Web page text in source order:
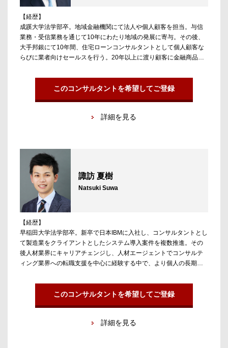
【経歴】
成蹊大学法学部卒。地域金融機関にて法人や個人顧客を担当。与信
業務・受信業務を通じて10年にわたり地域の発展に寄与。その後、
大手邦銀にて10年間、住宅ローンコンサルタントとして個人顧客な
らびに業者向けセールスを行う。20年以上に渡り顧客に金融商品を
っとも重要なリソースをクライアントに提供することに注ぐべくア
ンテロープに参画。
銀行の金融市場部門、資産運用会社（アセットマネジメント）、不
NIKKEI HR AGENT AWARDS 2019金融部門 受賞
このコンサルタントを希望してご登録
詳細を見る
諏訪 夏樹
Natsuki Suwa
【経歴】
早稲田大学法学部卒。新卒で日本IBMに入社し、コンサルタントとし
て製造業をクライアントとしたシステム導入案件を複数推進。その
後人材業界にキャリアチェンジし、人材エージェントでコンサルテ
ィング業界への転職支援を中心に経験する中で、より個人の長期的
コンサルティングに参画。
【担当領域/実績】
ムのデジタル部門に多数のサポート実績あり。戦略コンサル向けの
このコンサルタントを希望してご登録
詳細を見る